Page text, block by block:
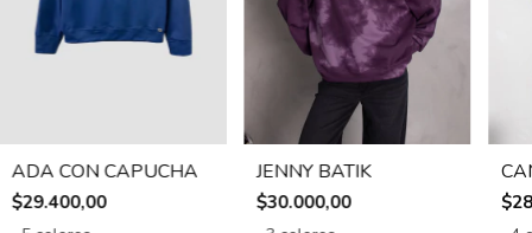
ADA CON CAPUCHA
$29.400,00
JENNY BATIK
$30.000,00